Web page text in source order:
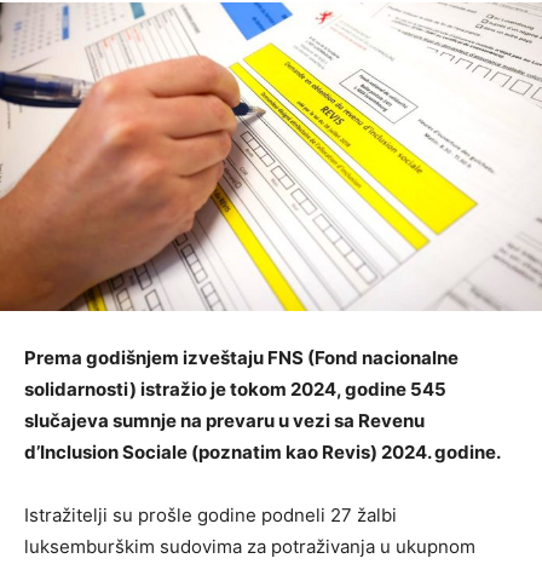
Prema godišnjem izveštaju FNS (Fond nacionalne
solidarnosti) istražio je tokom 2024, godine 545
slučajeva sumnje na prevaru u vezi sa Revenu
d’Inclusion Sociale (poznatim kao Revis) 2024. godine.
Istražitelji su prošle godine podneli 27 žalbi
luksemburškim sudovima za potraživanja u ukupnom